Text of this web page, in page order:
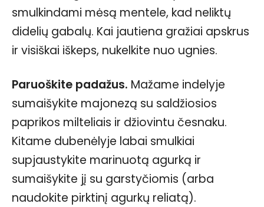
smulkindami mėsą mentele, kad neliktų
didelių gabalų. Kai jautiena gražiai apskrus
ir visiškai iškeps, nukelkite nuo ugnies.
Paruoškite padažus. Mažame indelyje
sumaišykite majonezą su saldžiosios
paprikos milteliais ir džiovintu česnaku.
Kitame dubenėlyje labai smulkiai
supjaustykite marinuotą agurką ir
sumaišykite jį su garstyčiomis (arba
naudokite pirktinį agurkų reliatą).